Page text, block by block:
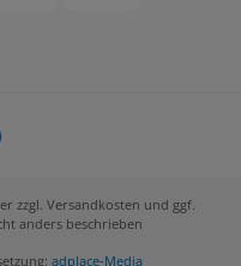
zzgl. Versandkosten und ggf.
anders beschrieben
adplace-Media